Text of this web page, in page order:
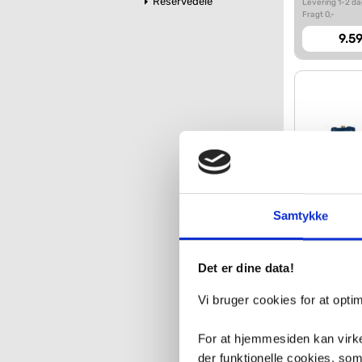
Samtykke
Det er dine data!
Vi bruger cookies for at
For at hjemmesiden kan
der funktionelle cookies,
Levering 1-2
Fragt 0,-
Levering 1-2